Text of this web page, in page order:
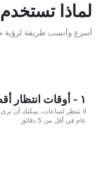
لماذا
أسرع وأنسب طريقة لرؤية
١ - أوقات انتظار أقصر
لا تنتظر لساعات، يمكنك أن
عام في أقل من 5 دقائق